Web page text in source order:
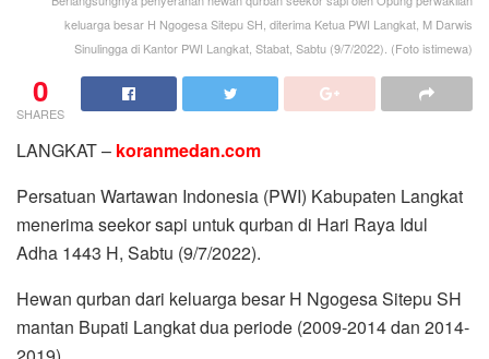
keluarga besar H Ngogesa Sitepu SH, diterima Ketua PWI Langkat, M Darwis
Sinulingga di Kantor PWI Langkat, Stabat, Sabtu (9/7/2022). (Foto istimewa)
0
SHARES
LANGKAT – koranmedan.com
Persatuan Wartawan Indonesia (PWI) Kabupaten Langkat
menerima seekor sapi untuk qurban di Hari Raya Idul
Adha 1443 H, Sabtu (9/7/2022).
Hewan qurban dari keluarga besar H Ngogesa Sitepu SH
mantan Bupati Langkat dua periode (2009-2014 dan 2014-